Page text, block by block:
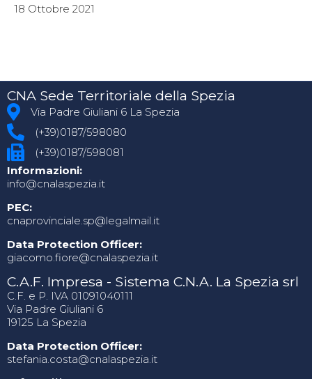
18 Ottobre 2021
CNA Sede Territoriale della Spezia
Via Padre Giuliani 6 La Spezia
(+39)0187/598080
(+39)0187/598081
Informazioni:
info@cnalaspezia.it
PEC:
cnaprovinciale.sp@legalmail.it
Data Protection Officer:
giacomo.fiore@cnalaspezia.it
C.A.F. Impresa - Sistema C.N.A. La Spezia srl
C.F. e P. IVA 01091040111
Via Padre Giuliani 6
19125 La Spezia
Data Protection Officer:
stefania.costa@cnalaspezia.it